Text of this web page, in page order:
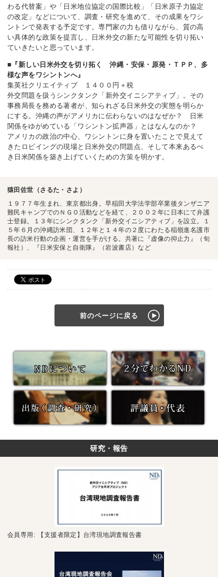
わる代替案」や「日米地位協定の国際比較」「日米原子力協定
の改定」などについて、調査・研究を進めて、その成果をワシ
ントンで発表する予定です。専門家の力も借りながら、質の高
い具体的な政策を提言し、日米外交の新たな可能性を切り拓い
ていきたいと思っています。
■『新しい日米外交を切り拓く 沖縄・安保・原発・ＴＰＰ、多
様な声をワシントンへ』
集英社クリエイティブ １４００円＋税
外交問題を扱うシンクタンク「新外交イニシアティブ」。その
事務局長を務める著者が、知られざる日米外交の実態を明らか
にする。沖縄の声がアメリカに伝わらないのはなぜか？ 日米
関係をゆがめている「ワシントン拡声器」とはなんなのか？
アメリカの政治の中心、ワシントンに身を置いたことで見えて
きたロビイングの現場と日米外交の問題点、そして本来あるべ
き日米関係を築き上げていくための方策を明かす。
猿田佐世（さるた・さよ）
１９７７年生まれ、東京都出身。早稲田大学法学部卒業後タンザニア
難民キャンプでのＮＧＯ活動などを経て、２００２年に日本にて弁護
士登録。１３年にシンクタンク「新外交イニシアティブ」を設立。１
５年６月の沖縄訪米団、１２年と１４年の２度にわたる稲嶺進名護市
長の訪米行動の企画・運営を手がける。共著に『虚像の抑止力』（旬
報社）、『日米安保と自衛隊』（岩波書店）など
前のページに戻る
研究・報告
会員専用: 【支援者限定】台湾現地調査報告書